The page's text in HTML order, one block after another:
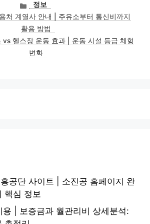
카
테
고
리
정보
처 계열사 안내 | 주유소부터 통신비까지
활용 방법
vs 헬스장 운동 효과 | 운동 시설 등급 체형
변화
공단 사이트 | 소진공 홈페이지 완
핵심 정보
용 | 보증금과 월관리비 상세분석: